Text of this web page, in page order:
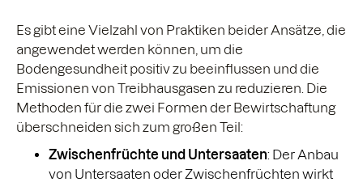
Es gibt eine Vielzahl von Praktiken beider Ansätze, die
angewendet werden können, um die
Bodengesundheit positiv zu beeinflussen und die
Emissionen von Treibhausgasen zu reduzieren. Die
Methoden für die zwei Formen der Bewirtschaftung
überschneiden sich zum großen Teil:
Zwischenfrüchte und Untersaaten: Der Anbau
von Untersaaten oder Zwischenfrüchten wirkt